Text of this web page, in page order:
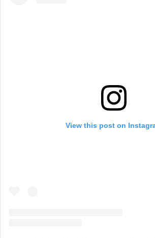
View this post on